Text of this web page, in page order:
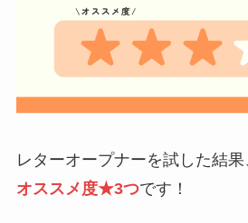
レターオープナーを試した結
オススメ度★3つです！